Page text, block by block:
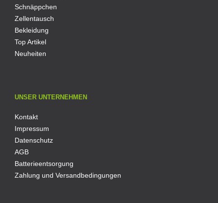
Schnäppchen
Zellentausch
Bekleidung
Top Artikel
Neuheiten
UNSER UNTERNEHMEN
Kontakt
Impressum
Datenschutz
AGB
Batterieentsorgung
Zahlung und Versandbedingungen